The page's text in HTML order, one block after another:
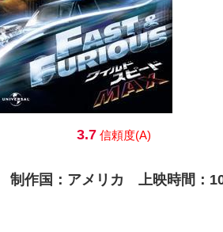
3.7 信頼度(A)
制作国：アメリカ 上映時間：